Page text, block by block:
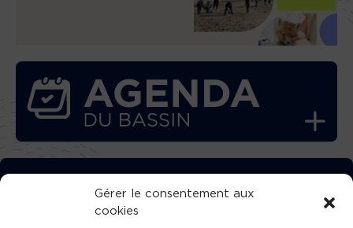
Gérer le consentement aux
cookies
TÉLÉCHARGEZ GRATUITEMENT
L’APPLICATION TVBA !